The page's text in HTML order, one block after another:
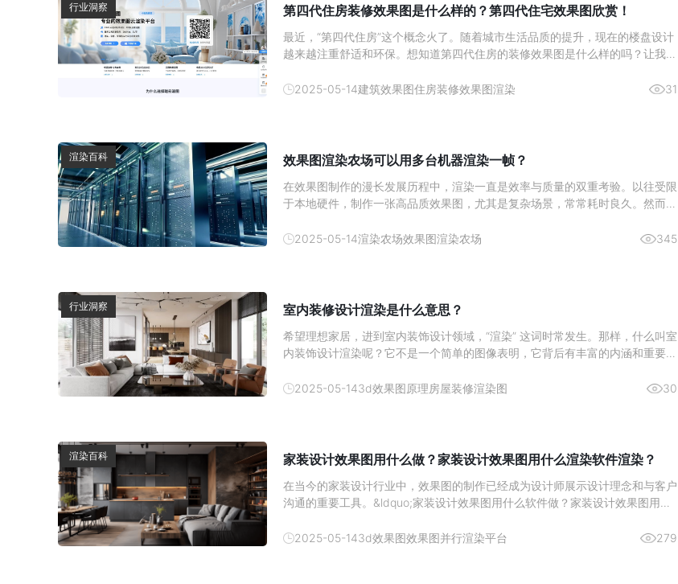
行业洞察 第四代住房装修效果图是什么样的？第四代住宅效果图欣赏！
最近，“第四代住房”这个概念火了。随着城市生活品质的提升，现在的楼盘设计
越来越注重舒适和环保。想知道第四代住房的装修效果图是什么样的吗？让我们
2025-05-14建筑效果图住房装修效果图渲染 31
渲染百科 效果图渲染农场可以用多台机器渲染一帧？
在效果图制作的漫长发展历程中，渲染一直是效率与质量的双重考验。以往受限
于本地硬件，制作一张高品质效果图，尤其是复杂场景，常常耗时良久。然而渲
农场，我们可以选择多少台机器渲染一帧的画面呢？下面一起来看看吧
2025-05-14渲染农场效果图渲染农场 345
行业洞察 室内装修设计渲染是什么意思？
希望理想家居，进到室内装饰设计领域，“渲染” 这词时常发生。那样，什么叫室
内装饰设计渲染呢？它不是一个简单的图像表明，它背后有丰富的内涵和重要的
2025-05-143d效果图原理房屋装修渲染图 30
渲染百科 家装设计效果图用什么做？家装设计效果图用什么渲染软件渲染？
在当今的家装设计行业中，效果图的制作已经成为设计师展示设计理念和与客户
沟通的重要工具。&ldquo;家装设计效果图用什么软件做？家装设计效果图用什
装设计效果图如何选择合适的建模软件和渲染软件来提高渲染效率和质量。
2025-05-143d效果图效果图并行渲染平台 279